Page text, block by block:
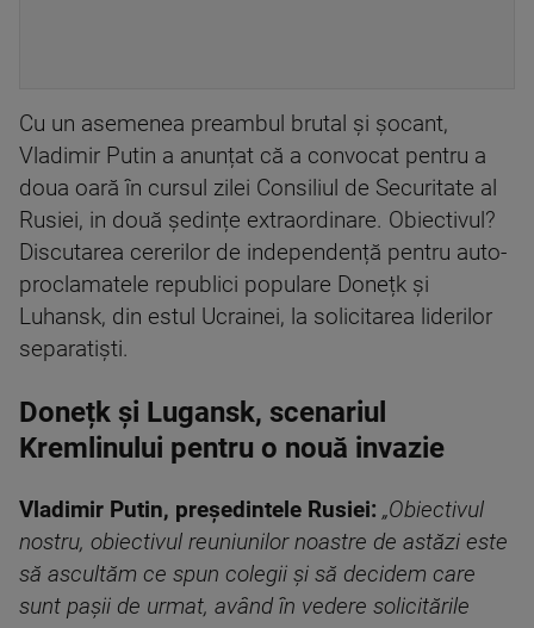
Cu un asemenea preambul brutal și șocant,
Vladimir Putin a anunțat că a convocat pentru a
doua oară în cursul zilei Consiliul de Securitate al
Rusiei, in două ședințe extraordinare. Obiectivul?
Discutarea cererilor de independență pentru auto-
proclamatele republici populare Donețk și
Luhansk, din estul Ucrainei, la solicitarea liderilor
separatiști.
Donețk și Lugansk, scenariul
Kremlinului pentru o nouă invazie
Vladimir Putin, președintele Rusiei: „Obiectivul
nostru, obiectivul reuniunilor noastre de astăzi este
să ascultăm ce spun colegii și să decidem care
sunt pașii de urmat, având în vedere solicitările